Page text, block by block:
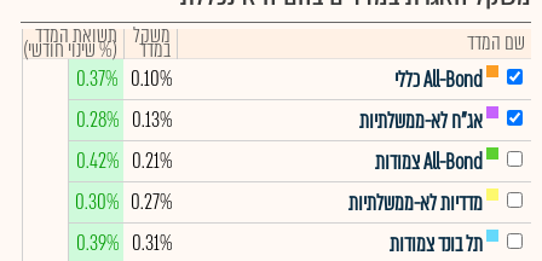
שם המדד משקל
במדד תשואת המדד
(% שינוי חודשי)
All-Bond כללי
0.10%
0.37%
אג"ח לא-ממשלתיות
0.13%
0.28%
All-Bond צמודות
0.21%
0.42%
מדדיות לא-ממשלתיות
0.27%
0.30%
תל בונד צמודות
0.31%
0.39%